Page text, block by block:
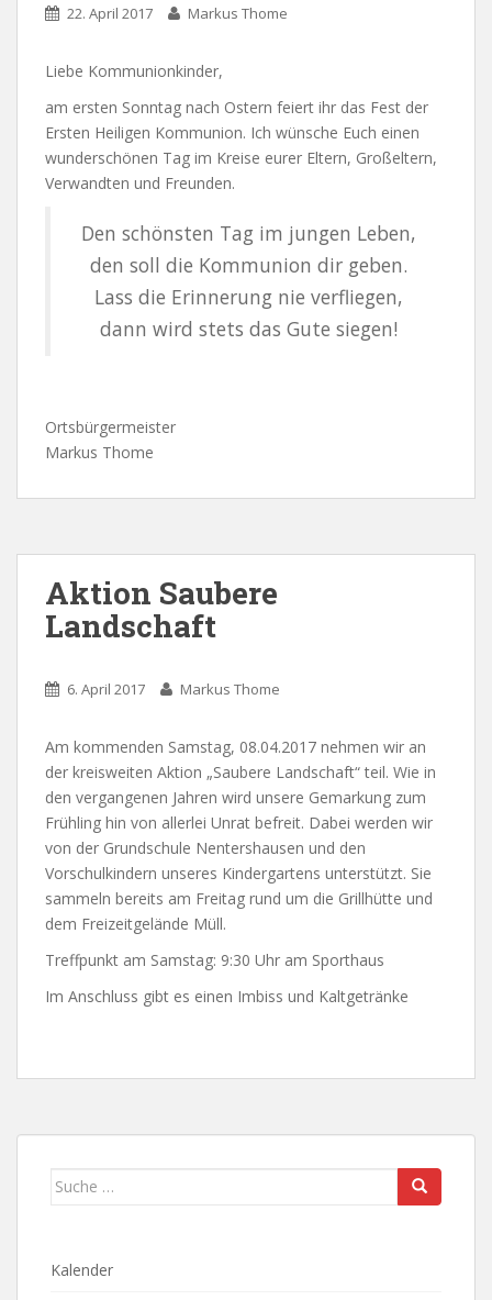
22. April 2017 Markus Thome
Liebe Kommunionkinder,
am ersten Sonntag nach Ostern feiert ihr das Fest der
Ersten Heiligen Kommunion. Ich wünsche Euch einen
wunderschönen Tag im Kreise eurer Eltern, Großeltern,
Verwandten und Freunden.
Den schönsten Tag im jungen Leben,
den soll die Kommunion dir geben.
Lass die Erinnerung nie verfliegen,
dann wird stets das Gute siegen!
Ortsbürgermeister
Markus Thome
Aktion Saubere
Landschaft
6. April 2017 Markus Thome
Am kommenden Samstag, 08.04.2017 nehmen wir an
der kreisweiten Aktion „Saubere Landschaft“ teil. Wie in
den vergangenen Jahren wird unsere Gemarkung zum
Frühling hin von allerlei Unrat befreit. Dabei werden wir
von der Grundschule Nentershausen und den
Vorschulkindern unseres Kindergartens unterstützt. Sie
sammeln bereits am Freitag rund um die Grillhütte und
dem Freizeitgelände Müll.
Treffpunkt am Samstag: 9:30 Uhr am Sporthaus
Im Anschluss gibt es einen Imbiss und Kaltgetränke
Suche
Kalender